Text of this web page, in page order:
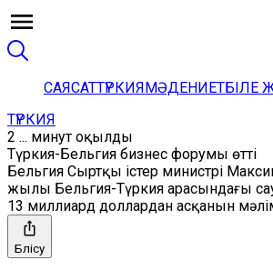
САЯСАТТҮРКИЯМӘДЕНИЕТБІЛЕ
ТҮРКИЯ
2 ... минут оқылды
Түркия-Бельгия бизнес форумы өтті
Бельгия Сыртқы істер министрі
жылы Бельгия-Түркия арасындағы
13 миллиард доллардан асқанын
Бөлісу